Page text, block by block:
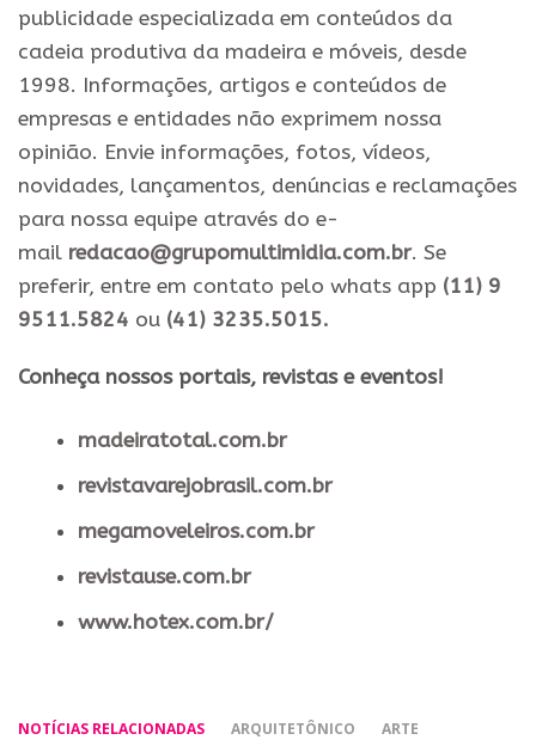
publicidade especializada em conteúdos da
cadeia produtiva da madeira e móveis, desde
1998. Informações, artigos e conteúdos de
empresas e entidades não exprimem nossa
opinião. Envie informações, fotos, vídeos,
novidades, lançamentos, denúncias e reclamações
para nossa equipe através do e-
mail redacao@grupomultimidia.com.br. Se
preferir, entre em contato pelo whats app (11) 9
9511.5824 ou (41) 3235.5015.
​Conheça nossos ​portais, revistas e eventos​!
madeiratotal.com.br
revistavarejobrasil.com.br
megamoveleiros.com.br
revistause.com.br
www.hotex.com.br/
NOTÍCIAS RELACIONADAS ARQUITETÔNICO
ARTE